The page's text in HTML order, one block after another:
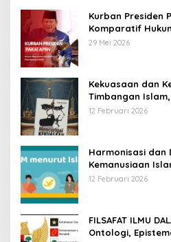
Kurban Presiden
Komparatif
Negara
29 Mei 2026
Kekuasaan dan
Timbangan
Kekuasaan Karya
12 Februari 2026
Harmonisasi dan
Kemanusiaan
Universal
12 Februari 2026
FILSAFAT ILMU
Ontologi,